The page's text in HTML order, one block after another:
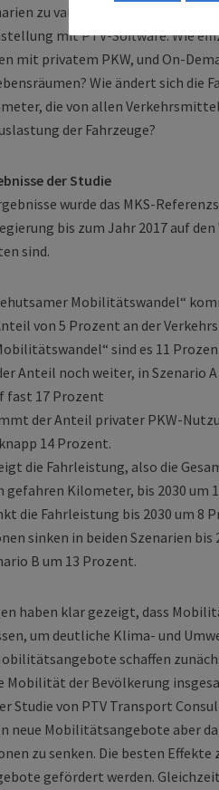
zu validieren, simulierte das
mit PTV-Software. Wie
mit privatem PKW, und On-
Wie ändert sich die
die von allen
der Fahrzeuge?
der Studie
wurde das MKS-
bis zum Jahr 2017 auf
sind.
Mobilitätswandel“
von 5 Prozent an der
sind es 11
Anteil noch weiter, in Szenario
fast 17 Prozent
der Anteil privater PKW-
14 Prozent.
die Fahrleistung, also die
Kilometer, bis 2030 um
die Fahrleistung bis 2030 um 8
sinken in beiden Szenarien bis
B um 13 Prozent.
haben klar gezeigt, dass
um deutliche Klima- und
schaffen
Mobilität der Bevölkerung
Studie von PTV Transport
neue Mobilitätsangebote aber
zu senken. Die besten
gefördert werden.